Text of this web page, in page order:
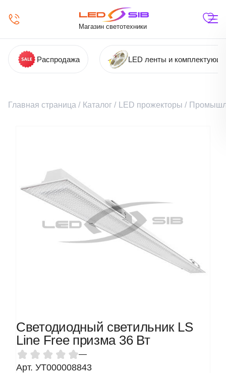
Магазин светотехники
Распродажа LED ленты и
Главная страница / Каталог / LED прожекторы /
Светодиодный светильник LS
Line Free призма 36 Вт
—
Арт. УТ000008843